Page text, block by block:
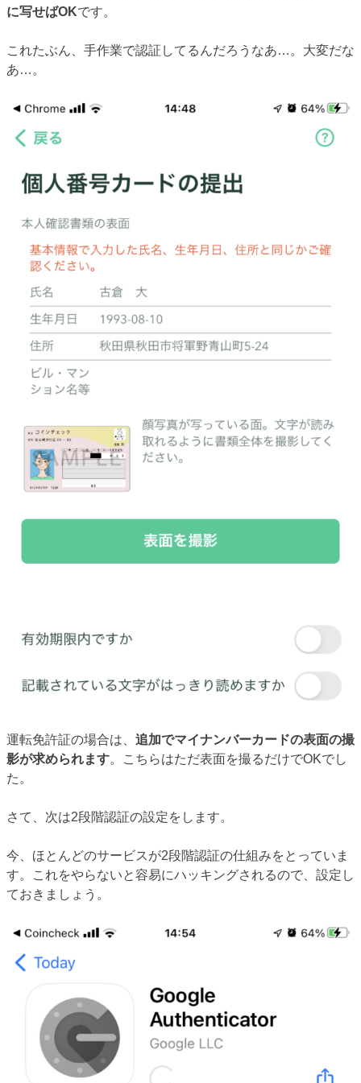
に写せばOKです。
これたぶん、手作業で認証してるんだろうなあ…。大変だな
あ…。
運転免許証の場合は、 追加でマイナンバーカードの表面の撮
影が求められます。こちらはただ表面を撮るだけでOKでし
た。
さて、次は2段階認証の設定をします。
今、ほとんどのサービスが2段階認証の仕組みをとっていま
す。これをやらないと容易にハッキングされるので、設定し
ておきましょう。